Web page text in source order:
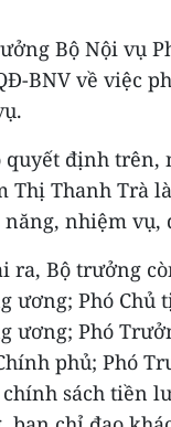
Bộ Nội vụ
BNV về việc
quyết định trên,
Thị Thanh Trà
năng, nhiệm vụ,
ra, Bộ trưởng
ương; Phó Chủ
ương; Phó
phủ; Phó
chính sách tiền